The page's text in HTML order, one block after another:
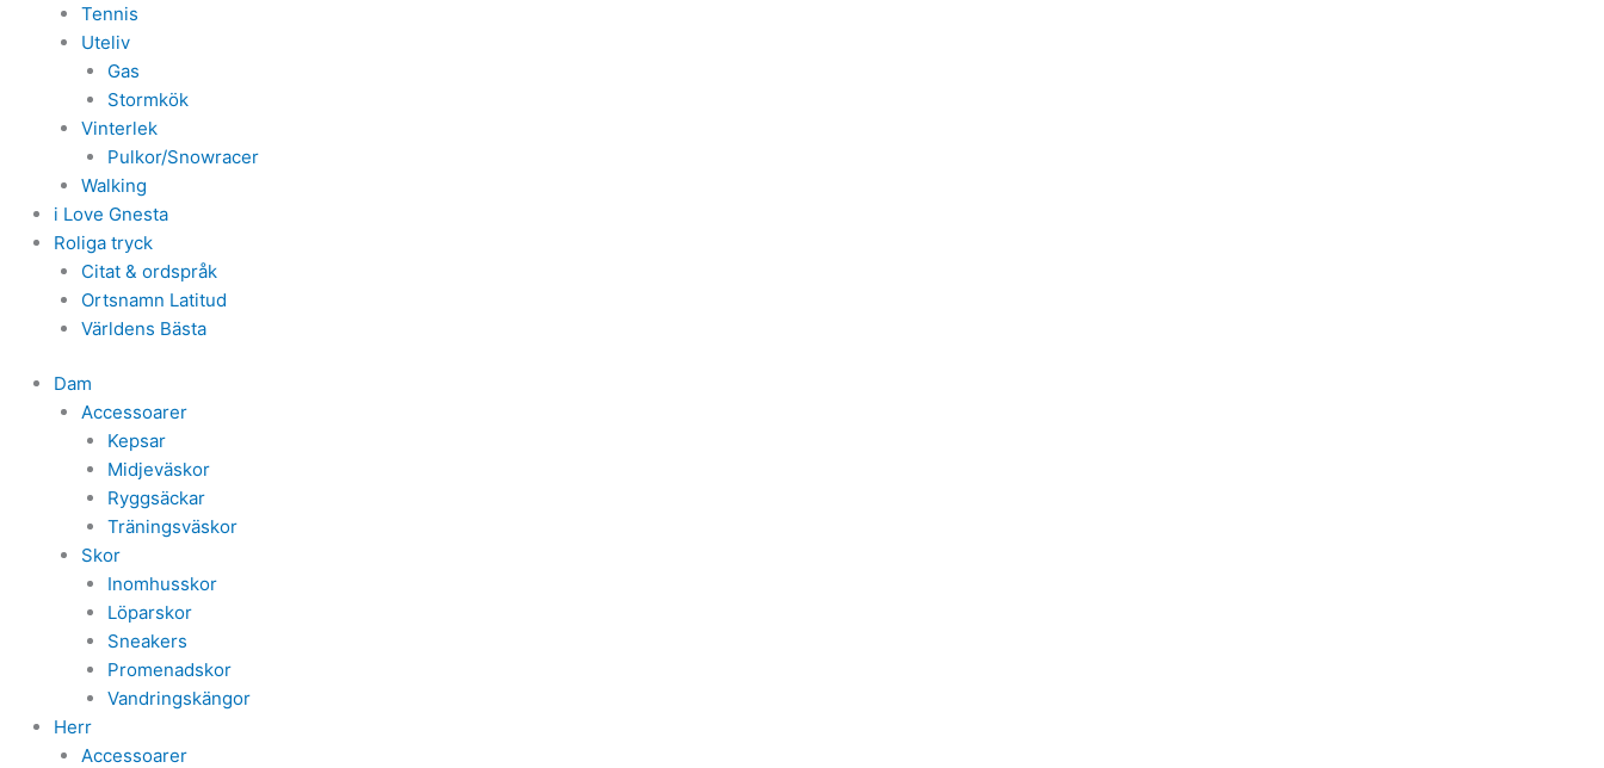
Tennis
Uteliv
Gas
Stormkök
Vinterlek
Pulkor/Snowracer
Walking
i Love Gnesta
Roliga tryck
Citat & ordspråk
Ortsnamn Latitud
Världens Bästa
Dam
Accessoarer
Kepsar
Midjeväskor
Ryggsäckar
Träningsväskor
Skor
Inomhusskor
Löparskor
Sneakers
Promenadskor
Vandringskängor
Herr
Accessoarer